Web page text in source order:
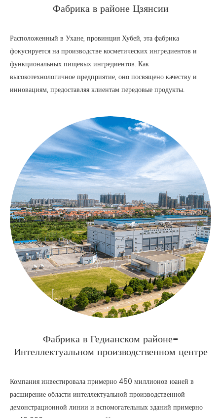
Фабрика в районе Цзянсии
Расположенный в Ухане, провинция Хубей, эта фабрика
фокусируется на производстве косметических ингредиентов и
функциональных пищевых ингредиентов. Как
высокотехнологичное предприятие, оно посвящено качеству и
инновациям, предоставляя клиентам передовые продукты.
Фабрика в Гедианском районе-
Интеллектуальном производственном центре
Компания инвестировала примерно 450 миллионов юаней в
расширение области интеллектуальной производственной
демонстрационной линии и вспомогательных зданий примерно